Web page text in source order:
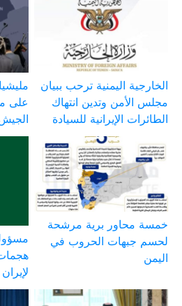
الخارجية اليمنية ترحب ببيان
مجلس الأمن وتدين انتهاك
الطائرات الإيرانية للسيادة
على
خمسة محاور برية مرشحة
لحسم جبهات الحروب في
اليمن
لإيران